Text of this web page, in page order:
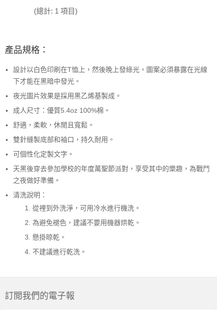
(總計: 1 項目)
產品規格：
設計以白色印刷在T恤上，然後晚上發綠光。圖案必須暴露在光線
下才能在黑暗中發光。
夜光圖片效果是採用黑乙烯基製成。
成人尺寸：優質5.4oz 100%棉。
舒適，柔軟，休閒且寬鬆。
雙針縫製底部和袖口，持久耐用。
可個性化定製文字。
天黑後穿去參加學校的年度萬聖節派對，享受其中的樂趣，為戰鬥
之夜做好準備。
清洗說明：
從裡到外洗淨，可用冷水進行機洗。
為避免褪色，建議不要用機器烘乾。
懸掛晾乾。
不建議進行乾洗。
訂閲我們的電子報